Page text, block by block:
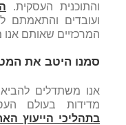
והתוכנית העסקית.
ועובדים והתאמתם
המרכזיים שאותם
סמנו היטב את
אנו משתדלים
מדידות בעולם
בתהליכי הייעוץ